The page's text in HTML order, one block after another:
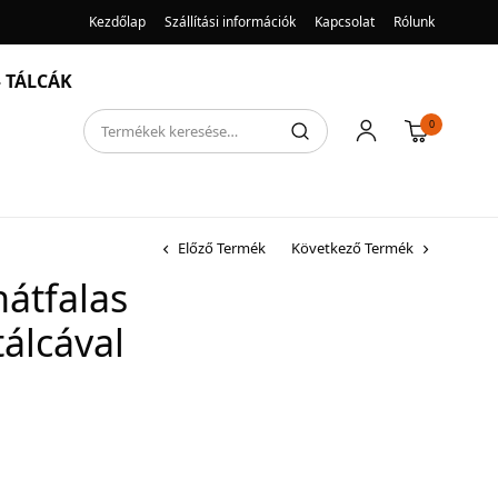
Kezdőlap Szállítási információk Kapcsolat Rólunk
0
Előző Termék Következő Termék